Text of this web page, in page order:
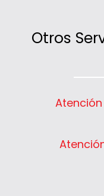
Otros